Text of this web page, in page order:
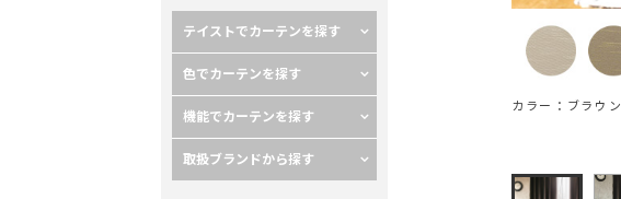
テイストでカーテンを探す
色でカーテンを探す
機能でカーテンを探す
取扱ブランドから探す
カラー：ブラウン